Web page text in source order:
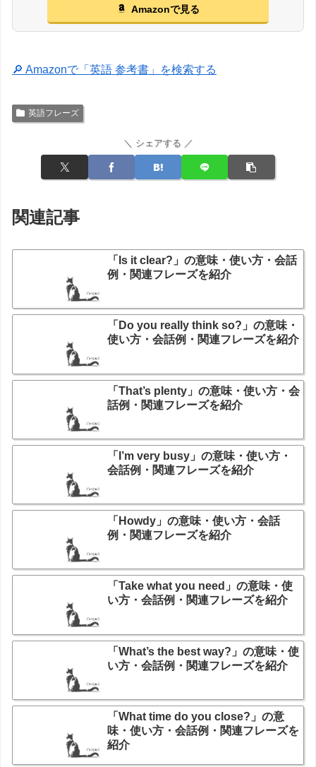
Amazonで見る
🔎 Amazonで「英語 参考書」を検索する
英語フレーズ
＼ シェアする ／
関連記事
「Is it clear?」の意味・使い方・会話
例・関連フレーズを紹介
「Do you really think so?」の意味・
使い方・会話例・関連フレーズを紹介
「That’s plenty」の意味・使い方・会
話例・関連フレーズを紹介
「I’m very busy」の意味・使い方・
会話例・関連フレーズを紹介
「Howdy」の意味・使い方・会話
例・関連フレーズを紹介
「Take what you need」の意味・使
い方・会話例・関連フレーズを紹介
「What’s the best way?」の意味・使
い方・会話例・関連フレーズを紹介
「What time do you close?」の意
味・使い方・会話例・関連フレーズを
紹介